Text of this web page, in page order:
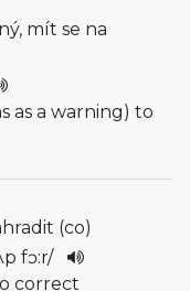
mít se na
as a warning) to
(co)
fɔ:r/
correct